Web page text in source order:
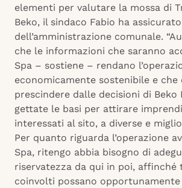
elementi per valutare la mossa di
Beko, il sindaco Fabio ha
dell’amministrazione comunale.
che le informazioni che saranno
Spa – sostiene – rendano
economicamente sostenibile e che
prescindere dalle decisioni di Beko
gettate le basi per attirare
interessati al sito, a diverse e
Per quanto riguarda l’operazione
Spa, ritengo abbia bisogno di
riservatezza da qui in poi,
coinvolti possano